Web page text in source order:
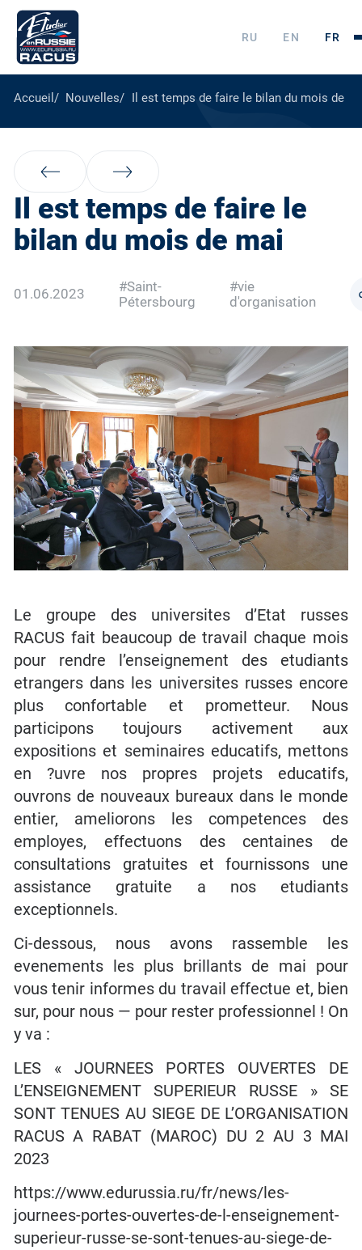
RU EN FR
Accueil Nouvelles Il est temps de faire le bilan du mois de
Il est temps de faire le
bilan du mois de mai
01.06.2023
#Saint-
Pétersbourg
#vie
d'organisation
Le groupe des universites d’Etat russes
RACUS fait beaucoup de travail chaque mois
pour rendre l’enseignement des etudiants
etrangers dans les universites russes encore
plus confortable et prometteur. Nous
participons toujours activement aux
expositions et seminaires educatifs, mettons
en ?uvre nos propres projets educatifs,
ouvrons de nouveaux bureaux dans le monde
entier, ameliorons les competences des
employes, effectuons des centaines de
consultations gratuites et fournissons une
assistance gratuite a nos etudiants
exceptionnels.
Ci-dessous, nous avons rassemble les
evenements les plus brillants de mai pour
vous tenir informes du travail effectue et, bien
sur, pour nous — pour rester professionnel ! On
y va :
LES « JOURNEES PORTES OUVERTES DE
L’ENSEIGNEMENT SUPERIEUR RUSSE » SE
SONT TENUES AU SIEGE DE L’ORGANISATION
RACUS A RABAT (MAROC) DU 2 AU 3 MAI
2023
https://www.edurussia.ru/fr/news/les-
journees-portes-ouvertes-de-l-enseignement-
superieur-russe-se-sont-tenues-au-siege-de-